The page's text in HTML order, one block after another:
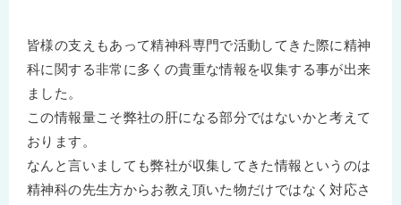
皆様の支えもあって精神科専門で活動してきた際に精神
科に関する非常に多くの貴重な情報を収集する事が出来
ました。
この情報量こそ弊社の肝になる部分ではないかと考えて
おります。
なんと言いましても弊社が収集してきた情報というのは
精神科の先生方からお教え頂いた物だけではなく対応さ